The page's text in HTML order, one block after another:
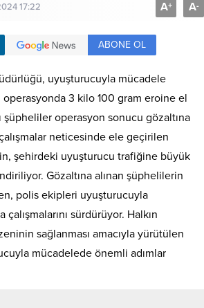
17:22 A+ A-
ABONE OL
uyuşturucuyla mücadele
operasyonda 3 kilo 100 gram eroine el
şüpheliler operasyon sonucu gözaltına
çalışmalar neticesinde ele geçirilen
şehirdeki uyuşturucu trafiğine büyük
Gözaltına alınan şüphelilerin
polis ekipleri uyuşturucuyla
çalışmalarını sürdürüyor. Halkın
sağlanması amacıyla yürütülen
mücadelede önemli adımlar